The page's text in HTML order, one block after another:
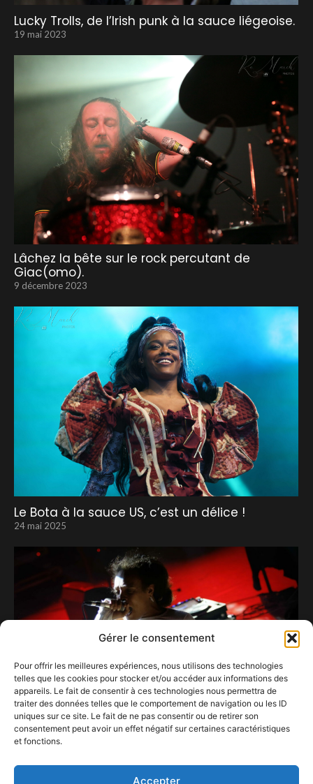
Gérer le consentement
Pour offrir les meilleures expériences, nous utilisons des technologies
telles que les cookies pour stocker et/ou accéder aux informations des
appareils. Le fait de consentir à ces technologies nous permettra de
traiter des données telles que le comportement de navigation ou les ID
uniques sur ce site. Le fait de ne pas consentir ou de retirer son
consentement peut avoir un effet négatif sur certaines caractéristiques
et fonctions.
Accepter
Lucky Trolls, de l’Irish punk à la sauce liégeoise.
19 mai 2023
Lâchez la bête sur le rock percutant de
Giac(omo).
9 décembre 2023
Le Bota à la sauce US, c’est un délice !
24 mai 2025
3 mai 2023